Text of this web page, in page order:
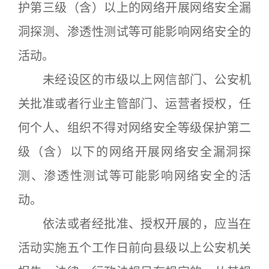
护第三级（含）以上的网络开展网络安全漏
洞探测、渗透性测试等可能影响网络安全的
活动。
未经设区的市级以上网信部门、公安机
关批准或者行业主管部门、运营者授权，任
何个人、组织不得对网络安全等级保护第二
级（含）以下的网络开展网络安全漏洞探
测、渗透性测试等可能影响网络安全的活
动。
依法或者经批准、授权开展的，应当在
活动实施五个工作日前向县级以上公安机关